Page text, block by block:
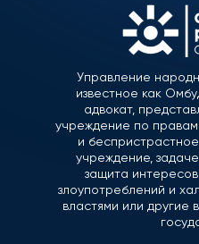
Управление
известное как
адвокат,
учреждение по
и
учреждение,
защита
злоупотреблений и
властями или другие